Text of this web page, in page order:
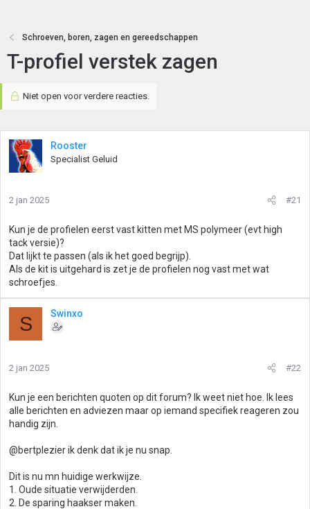
Schroeven, boren, zagen en gereedschappen
T-profiel verstek zagen
Niet open voor verdere reacties.
Rooster
Specialist Geluid
2 jan 2025 #21
Kun je de profielen eerst vast kitten met MS polymeer (evt high
tack versie)?
Dat lijkt te passen (als ik het goed begrijp).
Als de kit is uitgehard is zet je de profielen nog vast met wat
schroefjes.
S Swinxo
2 jan 2025 #22
Kun je een berichten quoten op dit forum? Ik weet niet hoe. Ik lees
alle berichten en adviezen maar op iemand specifiek reageren zou
handig zijn.
@bertplezier ik denk dat ik je nu snap.
Dit is nu mn huidige werkwijze.
1. Oude situatie verwijderden.
2. De sparing haakser maken.